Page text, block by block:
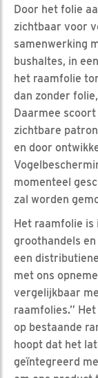
Door het folie
zichtbaar voor
samenwerking
bushaltes, in
het raamfolie
dan zonder
Daarmee
zichtbare
en door
momenteel
zal worden
Het raamfolie is
groothandels
een
met ons
vergelijkbaar
raamfolies.”
op bestaande
hoopt dat het
geïntegreerd